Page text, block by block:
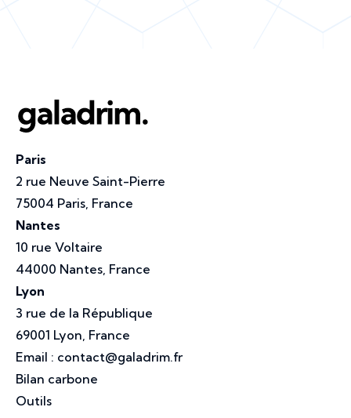
Paris
2 rue Neuve Saint-Pierre
75004 Paris, France
Nantes
10 rue Voltaire
44000 Nantes, France
Lyon
3 rue de la République
69001 Lyon, France
Email : contact@galadrim.fr
Bilan carbone
Outils